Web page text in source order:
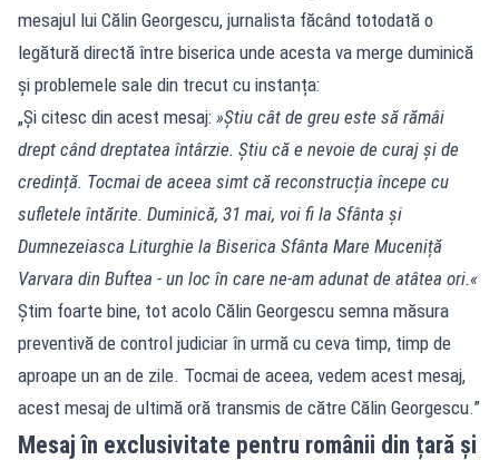
mesajul lui Călin Georgescu, jurnalista făcând totodată o
legătură directă între biserica unde acesta va merge duminică
și problemele sale din trecut cu instanța:
„Și citesc din acest mesaj: »Știu cât de greu este să rămâi
drept când dreptatea întârzie. Știu că e nevoie de curaj și de
credință. Tocmai de aceea simt că reconstrucția începe cu
sufletele întărite. Duminică, 31 mai, voi fi la Sfânta și
Dumnezeiasca Liturghie la Biserica Sfânta Mare Muceniță
Varvara din Buftea - un loc în care ne-am adunat de atâtea ori.«
Știm foarte bine, tot acolo Călin Georgescu semna măsura
preventivă de control judiciar în urmă cu ceva timp, timp de
aproape un an de zile. Tocmai de aceea, vedem acest mesaj,
acest mesaj de ultimă oră transmis de către Călin Georgescu.”
Mesaj în exclusivitate pentru românii din țară și